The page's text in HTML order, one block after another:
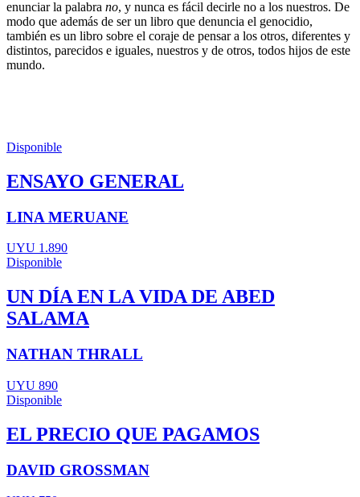
enunciar la palabra no, y nunca es fácil decirle no a los nuestros. De
modo que además de ser un libro que denuncia el genocidio,
también es un libro sobre el coraje de pensar a los otros, diferentes y
distintos, parecidos e iguales, nuestros y de otros, todos hijos de este
mundo.
Disponible
ENSAYO GENERAL
LINA MERUANE
UYU 1.890
Disponible
UN DÍA EN LA VIDA DE ABED
SALAMA
NATHAN THRALL
UYU 890
Disponible
EL PRECIO QUE PAGAMOS
DAVID GROSSMAN